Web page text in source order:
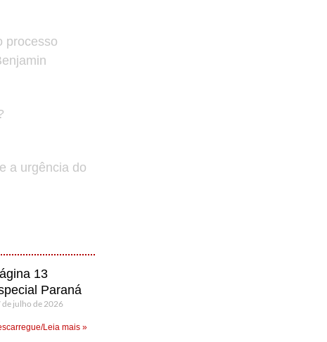
processo
a urgência do
13
Paraná
de julho de 2026
Leia mais »